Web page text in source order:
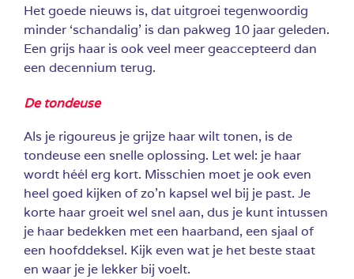
Het goede nieuws is, dat uitgroei tegenwoordig
minder ‘schandalig’ is dan pakweg 10 jaar geleden.
Een grijs haar is ook veel meer geaccepteerd dan
een decennium terug.
De tondeuse
Als je rigoureus je grijze haar wilt tonen, is de
tondeuse een snelle oplossing. Let wel: je haar
wordt héél erg kort. Misschien moet je ook even
heel goed kijken of zo’n kapsel wel bij je past. Je
korte haar groeit wel snel aan, dus je kunt intussen
je haar bedekken met een haarband, een sjaal of
een hoofddeksel. Kijk even wat je het beste staat
en waar je je lekker bij voelt.